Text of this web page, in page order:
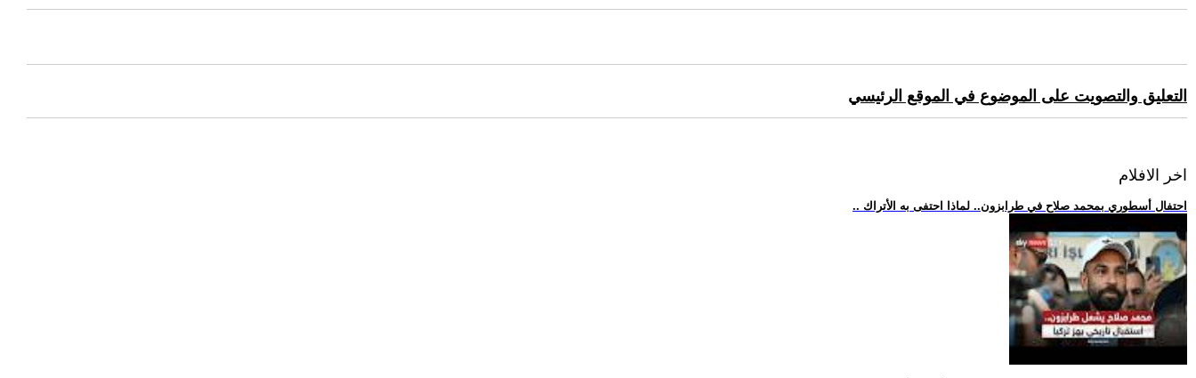
التعليق والتصويت على الموضوع في الموقع الرئيسي
اخر الافلام
.. احتفال أسطوري بمحمد صلاح في طرابزون.. لماذا احتفى به الأتراك